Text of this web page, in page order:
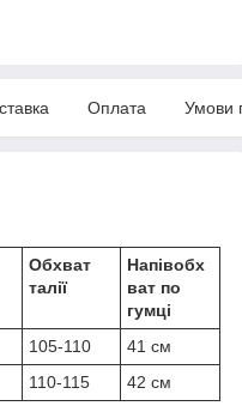
Оплата Умови
Обхват
талії
Напівобх
ват по
гумці
105-110
41 см
110-115 42 см